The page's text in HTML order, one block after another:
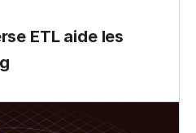
ETL aide les